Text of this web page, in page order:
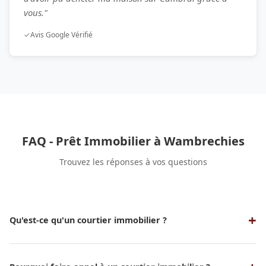
vous."
✓Avis Google Vérifié
FAQ - Prêt Immobilier à Wambrechies
Trouvez les réponses à vos questions
Qu'est-ce qu'un courtier immobilier ?